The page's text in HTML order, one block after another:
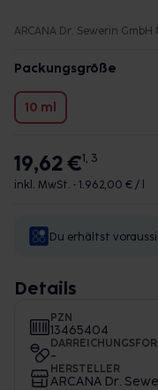
ARCANA Dr. Sewerin GmbH
Packungsgröße
10 ml
19,62 €1, 3
inkl. MwSt. • 1.962,00 € / l
Du erhältst
Details
PZN
13465404
-
HERSTELLER
ARCANA Dr.